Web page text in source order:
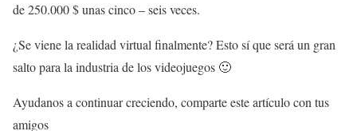
de 250.000 $ unas cinco – seis veces.
¿Se viene la realidad virtual finalmente? Esto sí que será un gran
salto para la industria de los videojuegos 🙂
Ayudanos a continuar creciendo, comparte este artículo con tus
amigos